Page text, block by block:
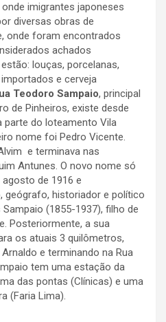
imigrantes japoneses
diversas obras de
onde foram encontrados
achados
louças, porcelanas,
e cerveja
Teodoro Sampaio, principal
de Pinheiros, existe desde
parte do loteamento Vila
nome foi Pedro Vicente.
e terminava nas
Antunes. O novo nome só
de 1916 e
geógrafo, historiador e político
(1855-1937), filho de
Posteriormente, a sua
os atuais 3 quilômetros,
e terminando na Rua
tem uma estação da
das pontas (Clínicas) e uma
(Faria Lima).